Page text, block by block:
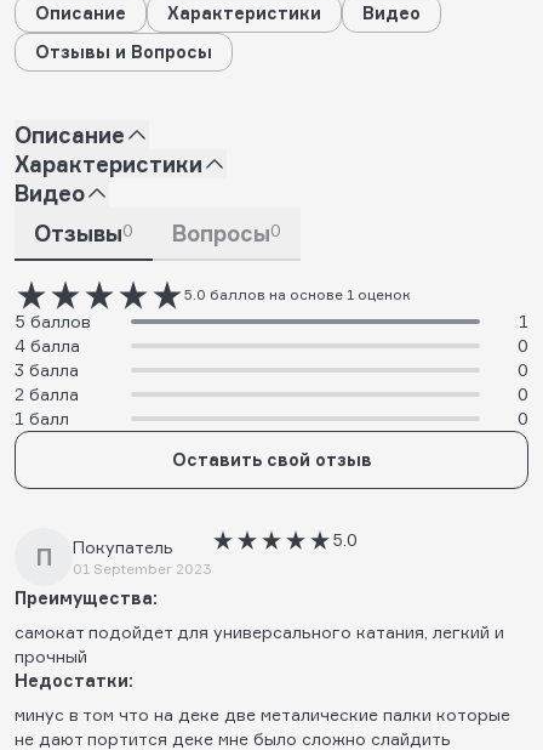
Описание Характеристики
Видео
Отзывы и Вопросы
Описание
Характеристики
Видео
Отзывы0 Вопросы0
5.0 баллов на основе 1 оценок
5 баллов
1
4 балла
0
3 балла
0
2 балла
0
1 балл
0
Оставить свой отзыв
П Покупатель
01 September 2023
5.0
Преимущества:
самокат подойдет для универсального катания, легкий и
прочный
Недостатки:
минус в том что на деке две металические палки которые
не дают портится деке мне было сложно слайдить